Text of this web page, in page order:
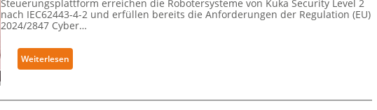
b
l
F
i
g
Steuerungsplattform erreichen die Robotersysteme von Kuka Security Level 2
nach IEC62443-4-2 und erfüllen bereits die Anforderungen der Regulation (EU)
2024/2847 Cyber…
Weiterlesen:
K
k